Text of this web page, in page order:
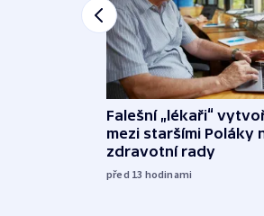
Falešní „lékaři“
mezi staršími Poláky
zdravotní rady
před 13 hodinami